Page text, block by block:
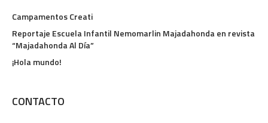
Campamentos Creati
Reportaje Escuela Infantil Nemomarlin Majadahonda en revista
“Majadahonda Al Día”
¡Hola mundo!
CONTACTO